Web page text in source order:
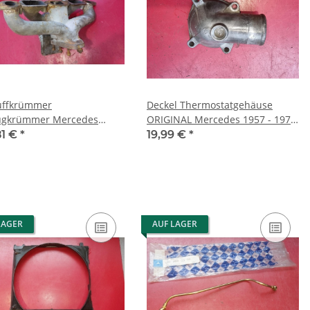
Mercedes
200 220 230 4-
€ *
Deckel Thermostatgehäuse
ORIGINAL Mercedes 1957 - 1972
Oldtimer 1272030574
19,99 € *
AUF LAGER